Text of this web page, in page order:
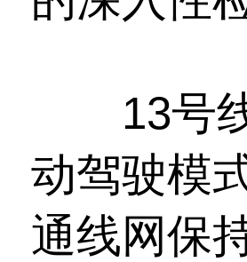
13号线
动驾驶模
通线网保